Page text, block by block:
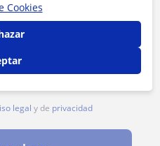
legal y de privacidad
Cookies